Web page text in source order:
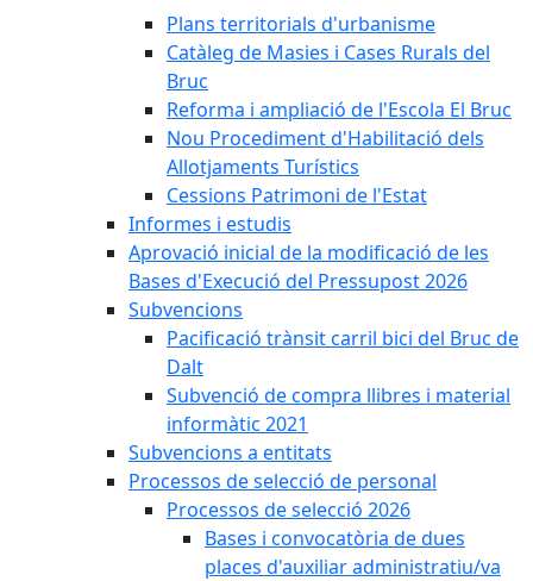
Plans territorials d'urbanisme
Catàleg de Masies i Cases Rurals del
Bruc
Reforma i ampliació de l'Escola El Bruc
Nou Procediment d'Habilitació dels
Allotjaments Turístics
Cessions Patrimoni de l'Estat
Informes i estudis
Aprovació inicial de la modificació de les
Bases d'Execució del Pressupost 2026
Subvencions
Pacificació trànsit carril bici del Bruc de
Dalt
Subvenció de compra llibres i material
informàtic 2021
Subvencions a entitats
Processos de selecció de personal
Processos de selecció 2026
Bases i convocatòria de dues
places d'auxiliar administratiu/va